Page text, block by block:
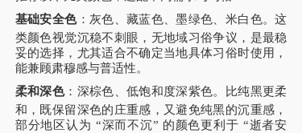
基础安全色：灰色、藏蓝色、墨绿色、米白色。这
类颜色视觉沉稳不刺眼，无地域习俗争议，是最稳
妥的选择，尤其适合不确定当地具体习俗时使用，
能兼顾肃穆感与普适性。
柔和深色：深棕色、低饱和度深紫色。比纯黑更柔
和，既保留深色的庄重感，又避免纯黑的沉重感，
部分地区认为 “深而不沉” 的颜色更利于 “逝者安